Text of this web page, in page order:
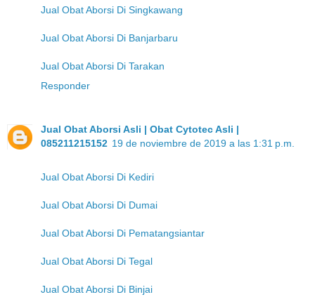
Jual Obat Aborsi Di Singkawang
Jual Obat Aborsi Di Banjarbaru
Jual Obat Aborsi Di Tarakan
Responder
Jual Obat Aborsi Asli | Obat Cytotec Asli |
085211215152 19 de noviembre de 2019 a las 1:31 p.m.
Jual Obat Aborsi Di Kediri
Jual Obat Aborsi Di Dumai
Jual Obat Aborsi Di Pematangsiantar
Jual Obat Aborsi Di Tegal
Jual Obat Aborsi Di Binjai